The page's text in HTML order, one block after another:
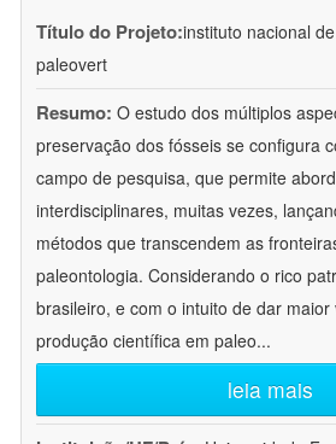
Título do Projeto:instituto nacional
paleovert
Resumo: O estudo dos múltiplos
preservação dos fósseis se configura
campo de pesquisa, que permite
interdisciplinares, muitas vezes,
métodos que transcendem as
paleontologia. Considerando o rico
brasileiro, e com o intuito de dar maior
produção científica em paleo...
leia mais